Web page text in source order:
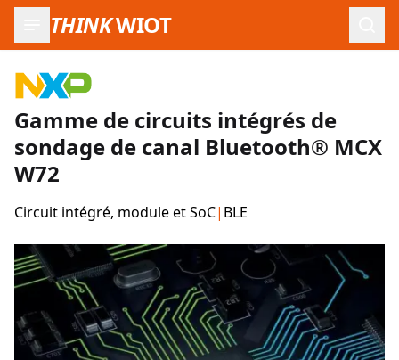
THINKWIOT
Gamme de circuits intégrés de
sondage de canal Bluetooth® MCX
W72
Circuit intégré, module et SoC| BLE
Images du produit